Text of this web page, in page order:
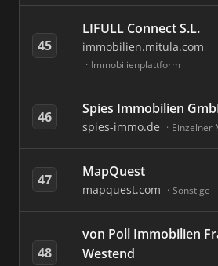
45
LIFULL Connect S.L.
immobilien.mitula.com
Immobilienplattform
46 Spies Immobilien
spies-immo.de Einzelner
47 MapQuest
mapquest.com Sonstige
48
von Poll Immobilien
Westend